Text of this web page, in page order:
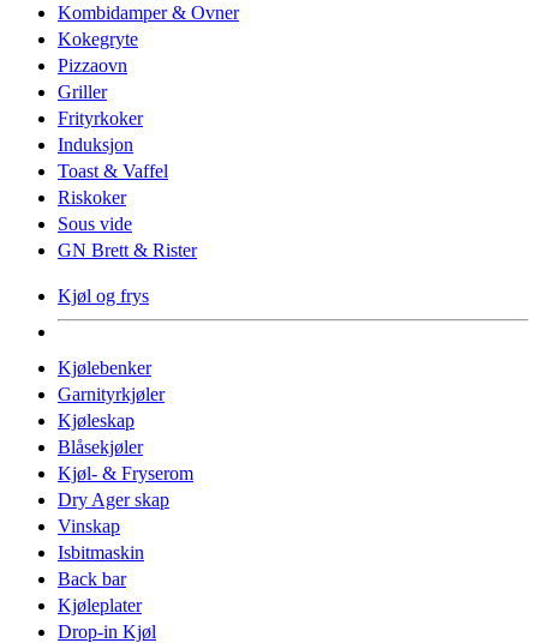
Kombidamper & Ovner
Kokegryte
Pizzaovn
Griller
Frityrkoker
Induksjon
Toast & Vaffel
Riskoker
Sous vide
GN Brett & Rister
Kjøl og frys
Kjølebenker
Garnityrkjøler
Kjøleskap
Blåsekjøler
Kjøl- & Fryserom
Dry Ager skap
Vinskap
Isbitmaskin
Back bar
Kjøleplater
Drop-in Kjøl